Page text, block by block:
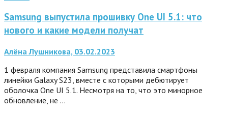
Samsung выпустила прошивку One UI 5.1: что
нового и какие модели получат
Алёна Лушникова, 03.02.2023
1 февраля компания Samsung представила смартфоны
линейки Galaxy S23, вместе с которыми дебютирует
оболочка One UI 5.1. Несмотря на то, что это минорное
обновление, не …